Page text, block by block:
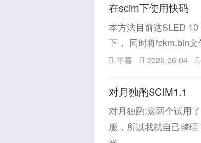
在scim下使用快码
本方法目前这SLED
下， 同时将fckm.bin
羊喜 2026-06-04
对月独酌SCIM1.1
对月独酌:这两个试用
服，所以我就自己整